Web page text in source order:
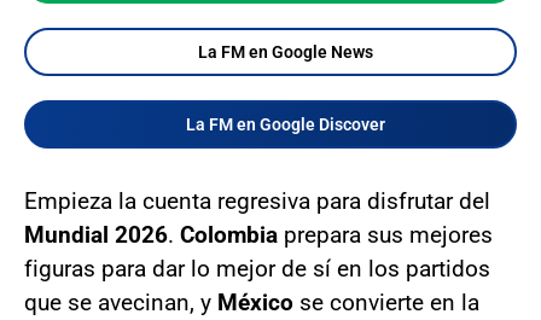
La FM en Google News
La FM en Google Discover
Empieza la cuenta regresiva para disfrutar del
Mundial 2026. Colombia prepara sus mejores
figuras para dar lo mejor de sí en los partidos
que se avecinan, y México se convierte en la